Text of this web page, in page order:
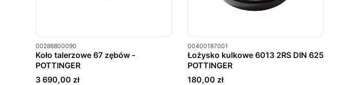
Kod produktu
00286800090
Koło talerzowe 67 zębów -
POTTINGER
Cena
3 690,00 zł
Kod produktu
00400187001
Łożysko kulkowe 6013 2RS ​​DIN 625
POTTINGER
Cena
180,00 zł